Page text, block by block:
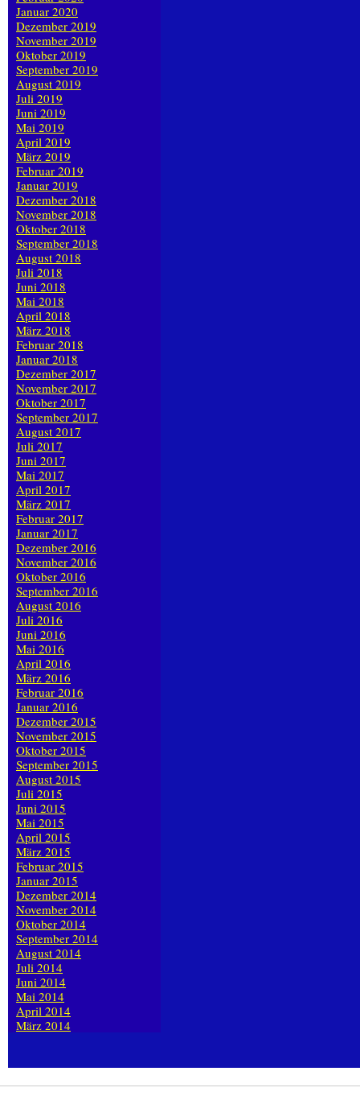
Januar 2020
Dezember 2019
November 2019
Oktober 2019
September 2019
August 2019
Juli 2019
Juni 2019
Mai 2019
April 2019
März 2019
Februar 2019
Januar 2019
Dezember 2018
November 2018
Oktober 2018
September 2018
August 2018
Juli 2018
Juni 2018
Mai 2018
April 2018
März 2018
Februar 2018
Januar 2018
Dezember 2017
November 2017
Oktober 2017
September 2017
August 2017
Juli 2017
Juni 2017
Mai 2017
April 2017
März 2017
Februar 2017
Januar 2017
Dezember 2016
November 2016
Oktober 2016
September 2016
August 2016
Juli 2016
Juni 2016
Mai 2016
April 2016
März 2016
Februar 2016
Januar 2016
Dezember 2015
November 2015
Oktober 2015
September 2015
August 2015
Juli 2015
Juni 2015
Mai 2015
April 2015
März 2015
Februar 2015
Januar 2015
Dezember 2014
November 2014
Oktober 2014
September 2014
August 2014
Juli 2014
Juni 2014
Mai 2014
April 2014
März 2014